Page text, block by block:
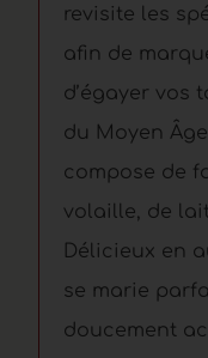
revisite les
afin de
d’égayer vos
du Moyen
compose de
volaille, de
Délicieux en
se marie
doucement